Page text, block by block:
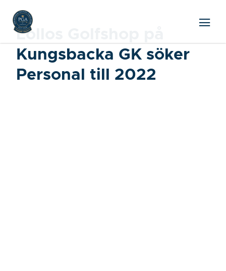
Lollos Golfshop på
Kungsbacka GK söker
Personal till 2022